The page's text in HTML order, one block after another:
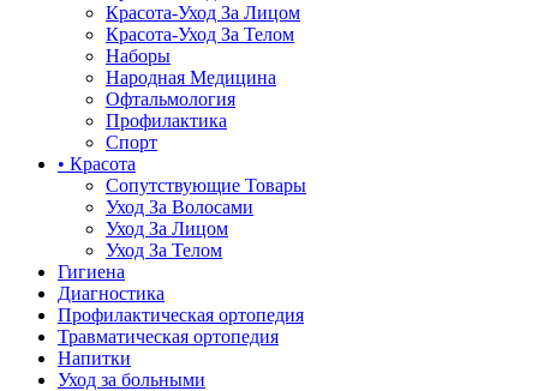
Красота-Уход За Лицом
Красота-Уход За Телом
Наборы
Народная Медицина
Офтальмология
Профилактика
Спорт
• Красота
Сопутствующие Товары
Уход За Волосами
Уход За Лицом
Уход За Телом
Гигиена
Диагностика
Профилактическая ортопедия
Травматическая ортопедия
Напитки
Уход за больными